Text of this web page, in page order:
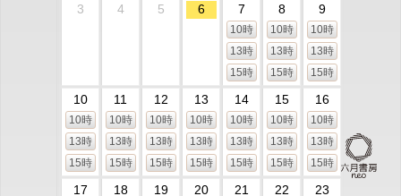
3
4 5 6 7
10時
13時
15時
8
10時
13時
15時
9
10時
13時
15時
10
10時
13時
15時
11
10時
13時
15時
12
10時
13時
15時
13
10時
13時
15時
14
10時
13時
15時
15
10時
13時
15時
16
10時
13時
15時
17 18 19 20 21 22 23